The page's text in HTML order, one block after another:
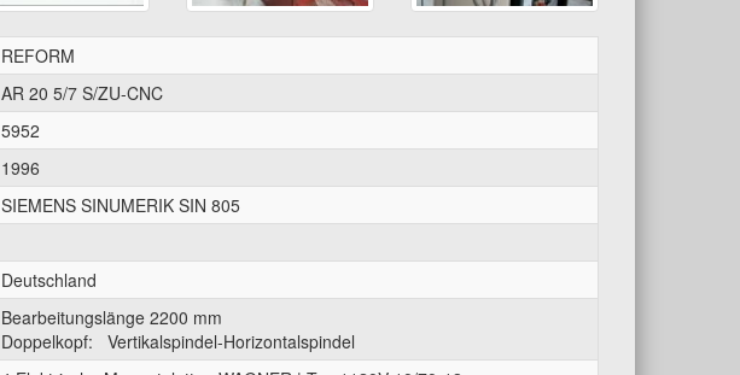
REFORM
AR 20 5/7 S/ZU-CNC
5952
1996
SIEMENS SINUMERIK SIN 805
Deutschland
Bearbeitungslänge 2200 mm
Doppelkopf: Vertikalspindel-Horizontalspindel